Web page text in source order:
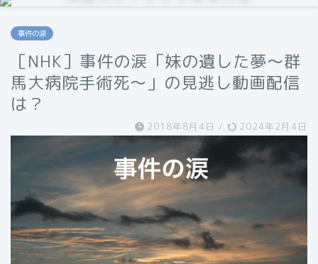
事件の涙
［NHK］事件の涙「妹の遺した夢～群
馬大病院手術死～」の見逃し動画配信
は？
2018年8月4日 / 2024年2月4日